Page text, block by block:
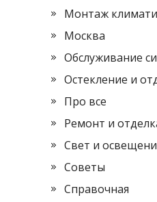
Монтаж
Москва
Обслуживание
Остекление и
Про все
Ремонт и
Свет и
Советы
Справочная